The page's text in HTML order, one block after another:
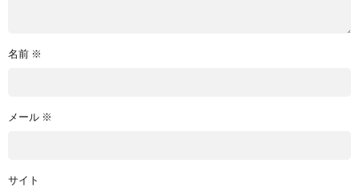
名前 ※
メール ※
サイト